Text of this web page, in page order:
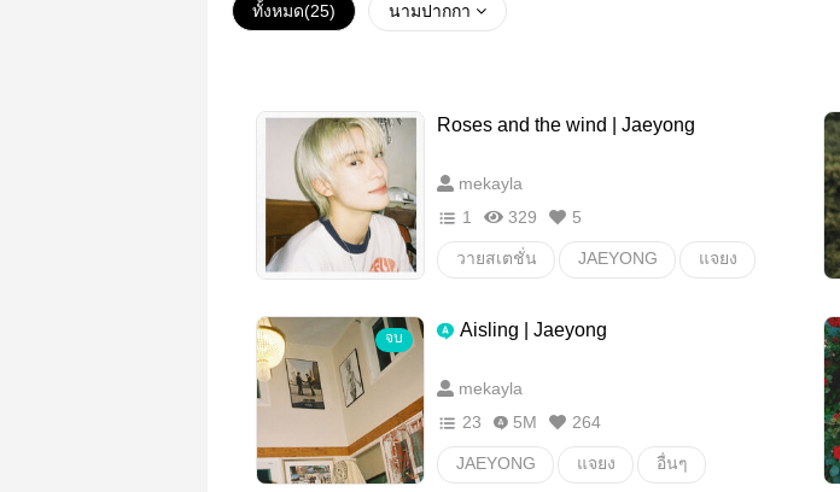
ทั้งหมด(25) นามปากกา
Roses and the wind | Jaeyong
mekayla
1
329 5
วายสเตชั่น JAEYONG แจยง
จบ Aisling | Jaeyong
mekayla
23
5M 264
JAEYONG แจยง อื่นๆ